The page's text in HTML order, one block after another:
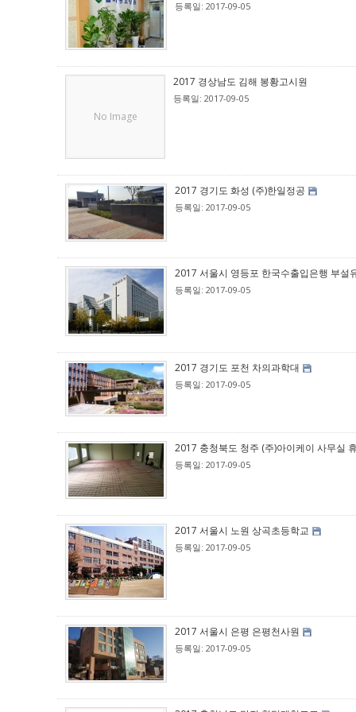
등록일: 2017-09-05
No Image
2017 경상남도 김해 봉황고시원
등록일: 2017-09-05
2017 경기도 화성 (주)한일정공
등록일: 2017-09-05
2017 서울시 영등포 한국수출입은행 부설
등록일: 2017-09-05
2017 경기도 포천 차의과학대
등록일: 2017-09-05
2017 충청북도 청주 (주)아이케이 사무실
등록일: 2017-09-05
2017 서울시 노원 상곡초등학교
등록일: 2017-09-05
2017 서울시 은평 은평천사원
등록일: 2017-09-05